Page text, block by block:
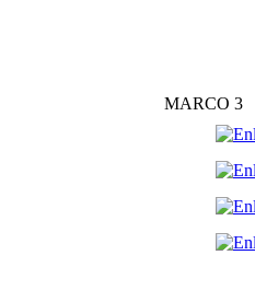
MARCO 3